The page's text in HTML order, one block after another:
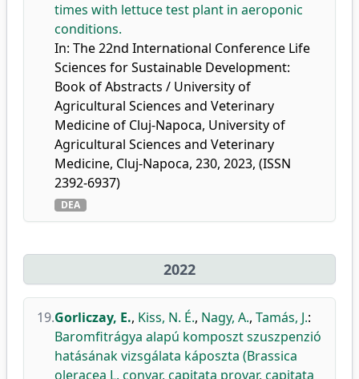
times with lettuce test plant in aeroponic
conditions.
In: The 22nd International Conference Life
Sciences for Sustainable Development:
Book of Abstracts / University of
Agricultural Sciences and Veterinary
Medicine of Cluj-Napoca, University of
Agricultural Sciences and Veterinary
Medicine, Cluj-Napoca, 230, 2023, (ISSN
2392-6937)
DEA
2022
19.Gorliczay, E., Kiss, N. É., Nagy, A., Tamás, J.:
Baromfitrágya alapú komposzt szuszpenzió
hatásának vizsgálata káposzta (Brassica
oleracea L. convar. capitata provar. capitata